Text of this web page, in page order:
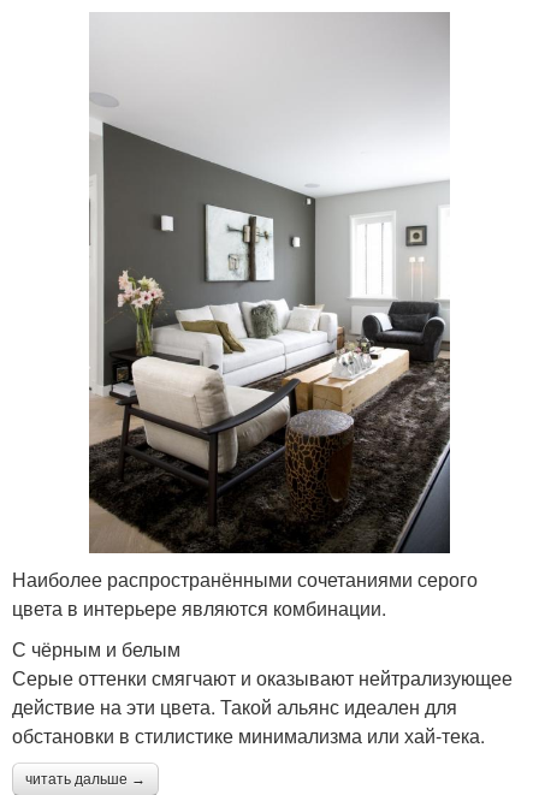
Наиболее распространёнными сочетаниями серого
цвета в интерьере являются комбинации.
С чёрным и белым
Серые оттенки смягчают и оказывают нейтрализующее
действие на эти цвета. Такой альянс идеален для
обстановки в стилистике минимализма или хай-тека.
читать дальше →